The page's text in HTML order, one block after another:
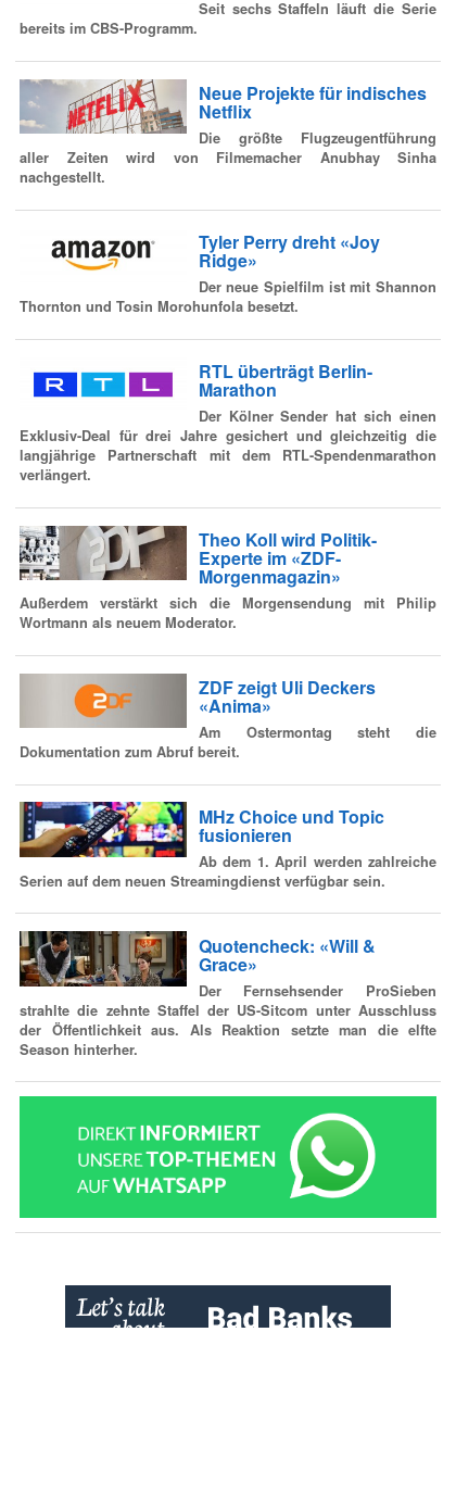
Seit sechs Staffeln läuft die Serie
bereits im CBS-Programm.
Neue Projekte für indisches
Netflix
Die größte Flugzeugentführung
aller Zeiten wird von Filmemacher Anubhay Sinha
nachgestellt.
Tyler Perry dreht «Joy
Ridge»
Der neue Spielfilm ist mit Shannon
Thornton und Tosin Morohunfola besetzt.
RTL überträgt Berlin-
Marathon
Der Kölner Sender hat sich einen
Exklusiv-Deal für drei Jahre gesichert und gleichzeitig die
langjährige Partnerschaft mit dem RTL-Spendenmarathon
verlängert.
Theo Koll wird Politik-
Experte im «ZDF-
Morgenmagazin»
Außerdem verstärkt sich die Morgensendung mit Philip
Wortmann als neuem Moderator.
ZDF zeigt Uli Deckers
«Anima»
Am Ostermontag steht die
Dokumentation zum Abruf bereit.
MHz Choice und Topic
fusionieren
Ab dem 1. April werden zahlreiche
Serien auf dem neuen Streamingdienst verfügbar sein.
Quotencheck: «Will &
Grace»
Der Fernsehsender ProSieben
strahlte die zehnte Staffel der US-Sitcom unter Ausschluss
der Öffentlichkeit aus. Als Reaktion setzte man die elfte
Season hinterher.